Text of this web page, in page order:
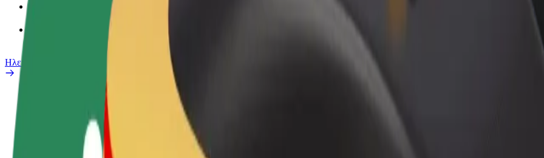
Bolt food για επιχειρήσεις
Ηλεκτρικά ποδήλατα
Αναφορά προβλήματος
Συχνές Ερωτήσεις